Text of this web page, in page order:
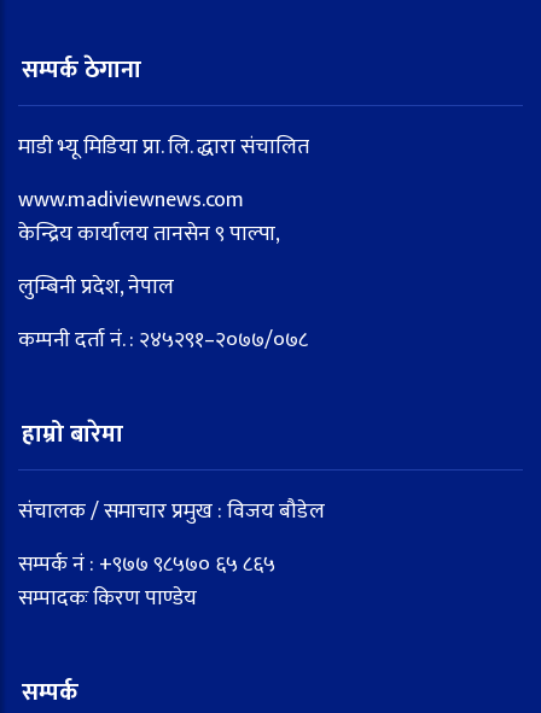
सम्पर्क ठेगाना
माडी भ्यू मिडिया प्रा. लि. द्धारा संचालित
www.madiviewnews.com
केन्द्रिय कार्यालय तानसेन ९ पाल्पा,
लुम्बिनी प्रदेश, नेपाल
कम्पनी दर्ता नं. : २४५२९१–२०७७/०७८
हाम्रो बारेमा
संचालक / समाचार प्रमुख : विजय बौडेल
सम्पर्क नं : +९७७ ९८५७० ६५ ८६५
सम्पादकः किरण पाण्डेय
सम्पर्क